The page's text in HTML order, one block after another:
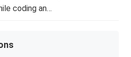
coding an…